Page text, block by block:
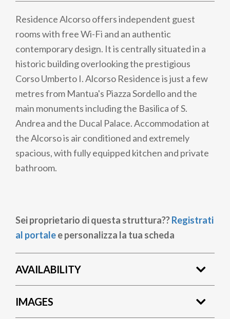
Residence Alcorso offers independent guest
rooms with free Wi-Fi and an authentic
contemporary design. It is centrally situated in a
historic building overlooking the prestigious
Corso Umberto I. Alcorso Residence is just a few
metres from Mantua's Piazza Sordello and the
main monuments including the Basilica of S.
Andrea and the Ducal Palace. Accommodation at
the Alcorso is air conditioned and extremely
spacious, with fully equipped kitchen and private
bathroom.
Sei proprietario di questa struttura??Registrati
al portalee personalizza la tua scheda
AVAILABILITY
IMAGES